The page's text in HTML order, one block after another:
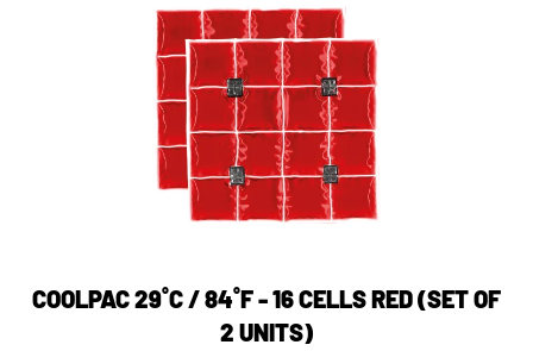
COOLPAC 29˚C / 84˚F - 16 CELLS RED (SET OF
2 UNITS)